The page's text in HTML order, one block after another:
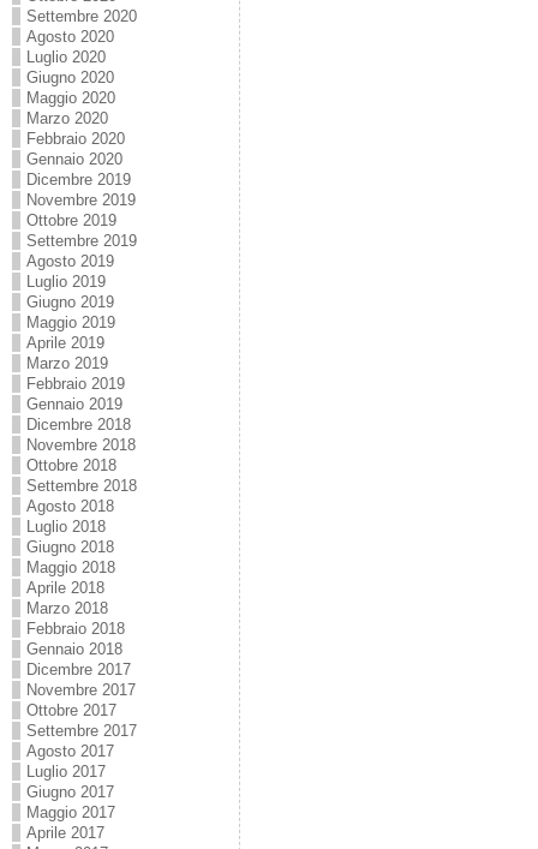
Settembre 2020
Agosto 2020
Luglio 2020
Giugno 2020
Maggio 2020
Marzo 2020
Febbraio 2020
Gennaio 2020
Dicembre 2019
Novembre 2019
Ottobre 2019
Settembre 2019
Agosto 2019
Luglio 2019
Giugno 2019
Maggio 2019
Aprile 2019
Marzo 2019
Febbraio 2019
Gennaio 2019
Dicembre 2018
Novembre 2018
Ottobre 2018
Settembre 2018
Agosto 2018
Luglio 2018
Giugno 2018
Maggio 2018
Aprile 2018
Marzo 2018
Febbraio 2018
Gennaio 2018
Dicembre 2017
Novembre 2017
Ottobre 2017
Settembre 2017
Agosto 2017
Luglio 2017
Giugno 2017
Maggio 2017
Aprile 2017